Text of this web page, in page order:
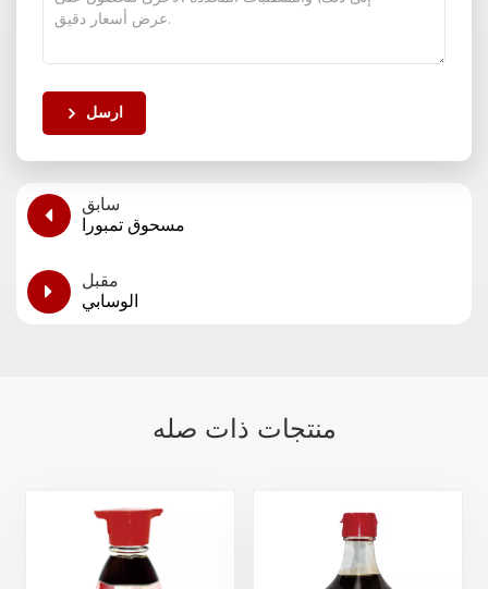
ارسل
سابق
مسحوق تمبورا
مقبل
الوسابي
منتجات ذات صله